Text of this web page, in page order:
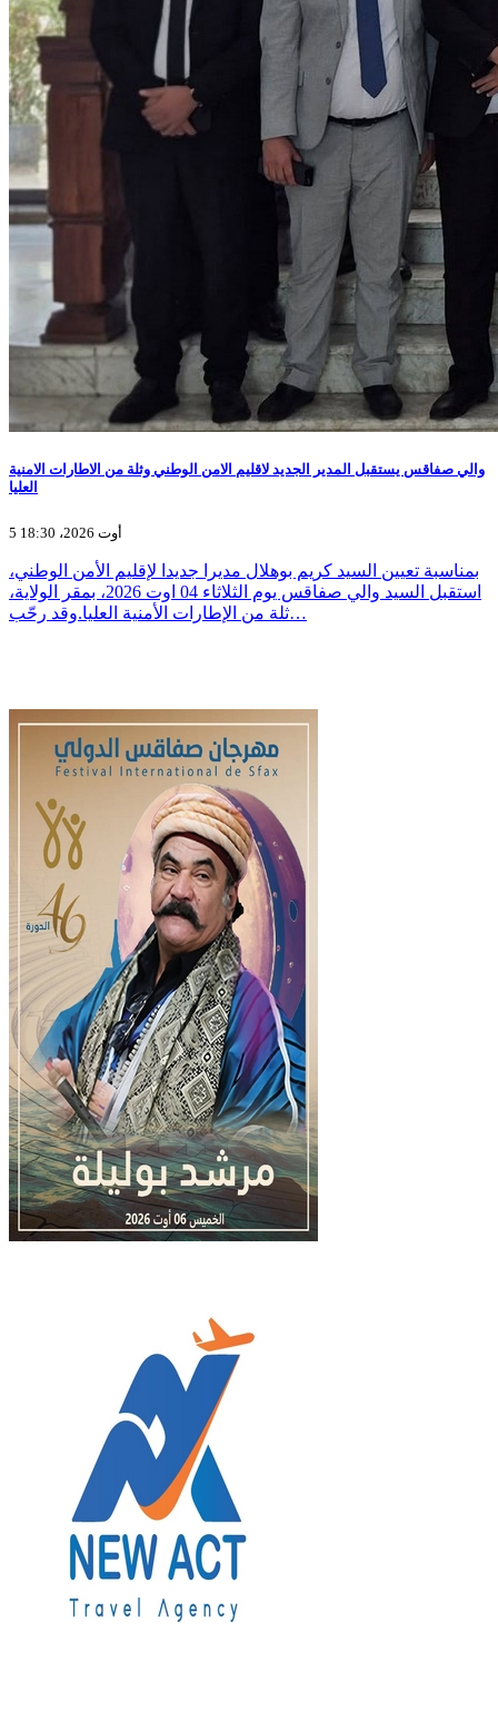
والي صفاقس يستقبل المدير الجديد لاقليم الامن الوطني وثلة من الاطارات الامنية
العليا
5 أوت 2026، 18:30
بمناسبة تعيين السيد كريم بوهلال مديرا جديدا لإقليم الأمن الوطني،
استقبل السيد والي صفاقس يوم الثلاثاء 04 اوت 2026، بمقر الولاية،
ثلة من الإطارات الأمنية العليا.وقد رحّب…